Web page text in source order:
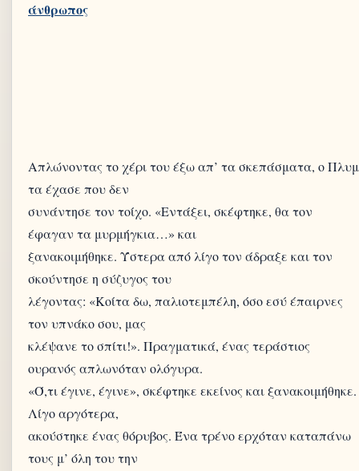
Απλώνοντας το χέρι του έξω απ’ τα σκεπάσματα, ο Πλυμ
τα έχασε που δεν
συνάντησε τον τοίχο. «Εντάξει, σκέφτηκε, θα τον
έφαγαν τα μυρμήγκια…» και
ξανακοιμήθηκε. Ύστερα από λίγο τον άδραξε και τον
σκούντησε η σύζυγος του
λέγοντας: «Κοίτα δω, παλιοτεμπέλη, όσο εσύ έπαιρνες
τον υπνάκο σου, μας
κλέψανε το σπίτι!». Πραγματικά, ένας τεράστιος
ουρανός απλωνόταν ολόγυρα.
«Ό,τι έγινε, έγινε», σκέφτηκε εκείνος και ξανακοιμήθηκε.
Λίγο αργότερα,
ακούστηκε ένας θόρυβος. Ένα τρένο ερχόταν καταπάνω
τους μ’ όλη του την